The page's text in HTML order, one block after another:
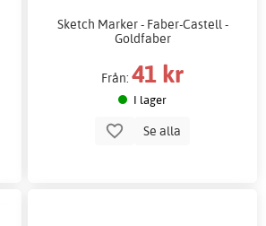
Sketch Marker - Faber-Castell -
Goldfaber
Från:41 kr
I lager
Se alla